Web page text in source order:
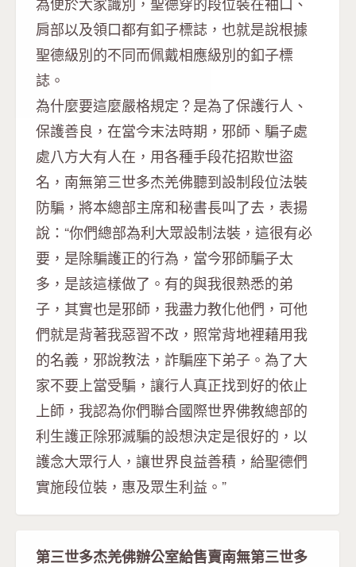
肩部以及領口都有釦子標誌，也就是說根據
聖德級別的不同而佩戴相應級別的釦子標
誌。
為什麼要這麼嚴格規定？是為了保護行人、
保護善良，在當今末法時期，邪師、騙子處
處八方大有人在，用各種手段花招欺世盜
名，南無第三世多杰羌佛聽到設制段位法裝
防騙，將本總部主席和秘書長叫了去，表揚
說：“你們總部為利大眾設制法裝，這很有必
要，是除騙護正的行為，當今邪師騙子太
多，是該這樣做了。有的與我很熟悉的弟
子，其實也是邪師，我盡力教化他們，可他
們就是背著我惡習不改，照常背地裡藉用我
的名義，邪說教法，詐騙座下弟子。為了大
家不要上當受騙，讓行人真正找到好的依止
上師，我認為你們聯合國際世界佛教總部的
利生護正除邪滅騙的設想決定是很好的，以
護念大眾行人，讓世界良益善積，給聖德們
實施段位裝，惠及眾生利益。”
第三世多杰羌佛辦公室給售賣南無第三世多